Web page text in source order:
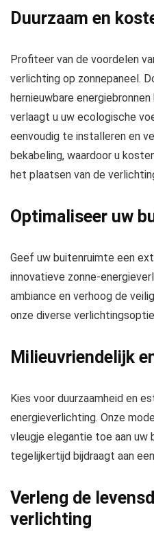
Duurzaam en
Profiteer van de voordelen
verlichting op zonnepaneel.
hernieuwbare
verlaagt u uw ecologische
eenvoudig te installeren en
bekabeling, waardoor u
het plaatsen van de
Optimaliseer uw
Geef uw buitenruimte een
innovatieve zonne-
ambiance en verhoog de
onze diverse
Milieuvriendelijk
Kies voor duurzaamheid en
energieverlichting. Onze
vleugje elegantie toe aan uw
tegelijkertijd bijdraagt aan
Verleng de
verlichting